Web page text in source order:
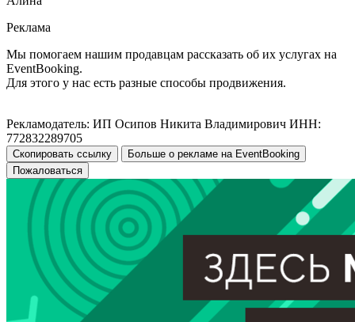
Реклама
Мы помогаем нашим продавцам рассказать об их услугах на
EventBooking.
Для этого у нас есть разные способы продвижения.
Рекламодатель: ИП Осипов Никита Владимирович ИНН:
772832289705
Скопировать ссылку
Больше о рекламе на EventBooking
Пожаловаться